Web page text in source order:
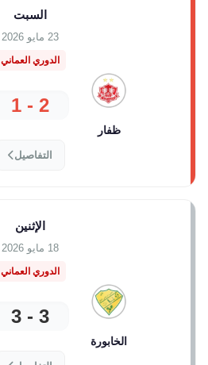
السبت
23 مايو 2026
الدوري العماني
ظفار
2 - 1
التفاصيل
الإثنين
18 مايو 2026
الدوري العماني
الخابورة
3 - 3